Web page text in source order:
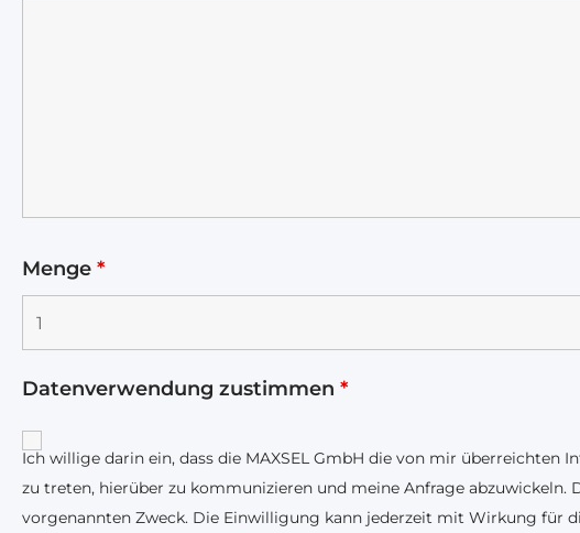
Menge *
Datenverwendung zustimmen *
Ich willige darin ein, dass die MAXSEL GmbH die von mir
zu treten, hierüber zu kommunizieren und meine Anfrage abzuwickeln.
vorgenannten Zweck. Die Einwilligung kann jederzeit mit Wirkung für